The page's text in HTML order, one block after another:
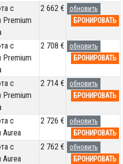
с
Premium
2 662 €
обновить
БРОНИРОВАТЬ
с
Premium
2 708 €
обновить
БРОНИРОВАТЬ
с
Premium
2 714 €
обновить
БРОНИРОВАТЬ
с
Aurea
2 726 €
обновить
БРОНИРОВАТЬ
с
Aurea
2 762 €
обновить
БРОНИРОВАТЬ